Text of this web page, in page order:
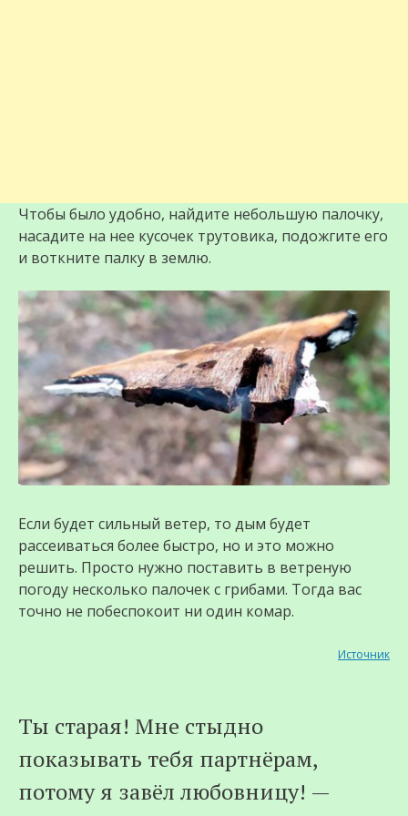
Чтобы было удобно, найдите небольшую палочку,
насадите на нее кусочек трутовика, подожгите его
и воткните палку в землю.
Если будет сильный ветер, то дым будет
рассеиваться более быстро, но и это можно
решить. Просто нужно поставить в ветреную
погоду несколько палочек с грибами. Тогда вас
точно не побеспокоит ни один комар.
Источник
Ты старая! Мне стыдно
показывать тебя партнёрам,
потому я завёл любовницу! —